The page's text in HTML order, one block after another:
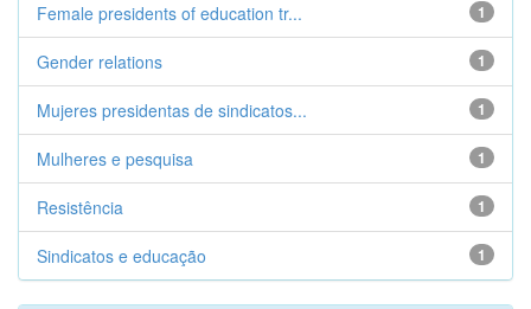
1
Female presidents of education tr...
1
Gender relations
1
Mujeres presidentas de sindicatos...
1
Mulheres e pesquisa
1
Resistência
1
Sindicatos e educação